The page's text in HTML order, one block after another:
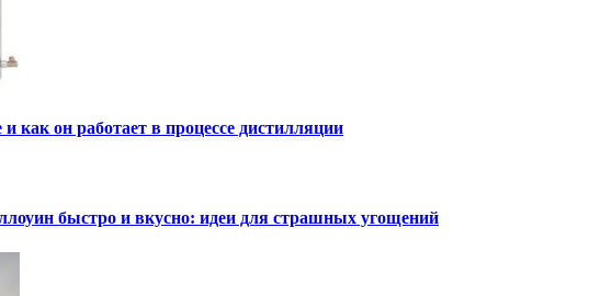
как он работает в процессе дистилляции
быстро и вкусно: идеи для страшных угощений